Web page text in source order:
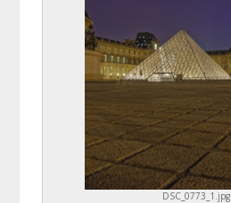
DSC_0773_1.jpg